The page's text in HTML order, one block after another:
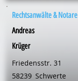
Rechtsanwälte & Notare
Andreas
Krüger
Friedensstr. 31
58239 Schwerte